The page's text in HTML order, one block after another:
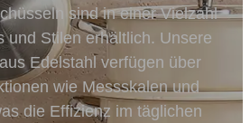
sind in einer Vielzahl
und Stilen erhältlich. Unsere
Edelstahl verfügen über
wie Messskalen und
die Effizienz im täglichen